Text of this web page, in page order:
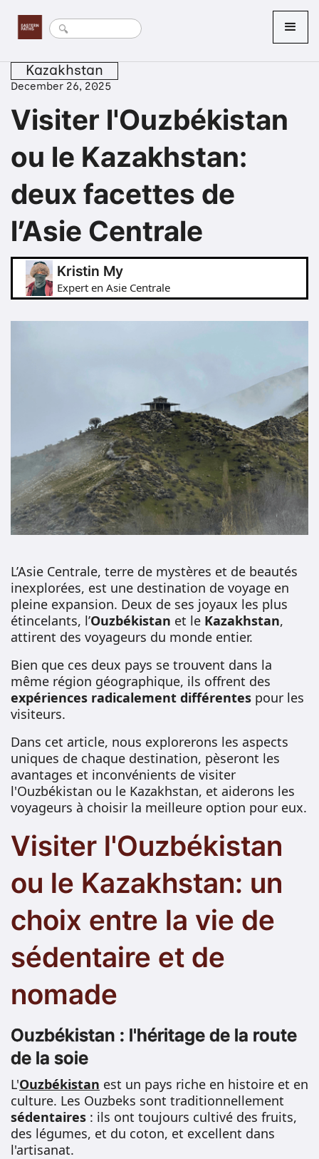
Kazakhstan
December 26, 2025
Visiter l'Ouzbékistan
ou le Kazakhstan:
deux facettes de
l’Asie Centrale
Kristin My
Expert en Asie Centrale
L’Asie Centrale, terre de mystères et de beautés
inexplorées, est une destination de voyage en
pleine expansion. Deux de ses joyaux les plus
étincelants, l’Ouzbékistan et le Kazakhstan,
attirent des voyageurs du monde entier.
Bien que ces deux pays se trouvent dans la
même région géographique, ils offrent des
expériences radicalement différentes pour les
visiteurs.
Dans cet article, nous explorerons les aspects
uniques de chaque destination, pèseront les
avantages et inconvénients de visiter
l'Ouzbékistan ou le Kazakhstan, et aiderons les
voyageurs à choisir la meilleure option pour eux.
Visiter l'Ouzbékistan
ou le Kazakhstan: un
choix entre la vie de
sédentaire et de
nomade
Ouzbékistan : l'héritage de la route
de la soie
L'Ouzbékistan est un pays riche en histoire et en
culture. Les Ouzbeks sont traditionnellement
sédentaires : ils ont toujours cultivé des fruits,
des légumes, et du coton, et excellent dans
l'artisanat.